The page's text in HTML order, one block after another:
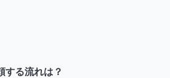
する流れは？